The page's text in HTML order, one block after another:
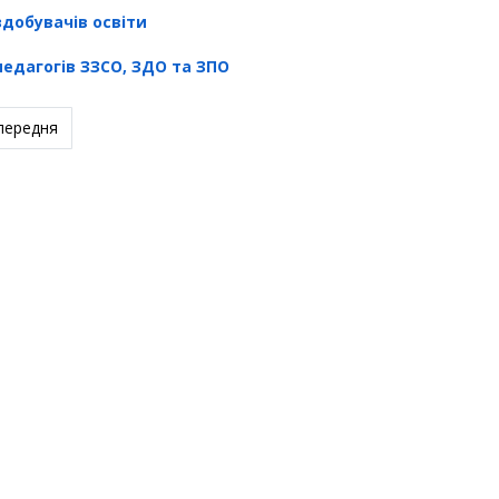
освіти
ЗЗСО, ЗДО та ЗПО
стаття: Добро має ланцюгову реакцію!